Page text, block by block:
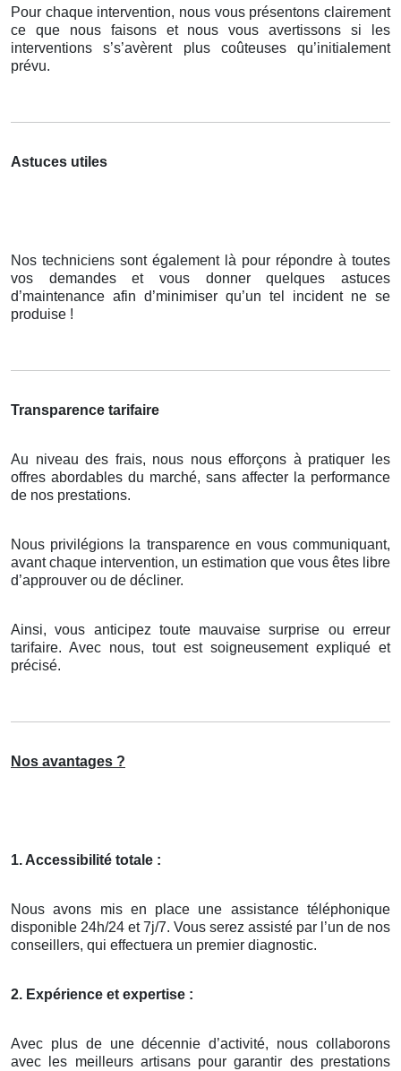
Pour chaque intervention, nous vous présentons clairement
ce que nous faisons et nous vous avertissons si les
interventions s’s’avèrent plus coûteuses qu’initialement
prévu.
Astuces utiles
Nos techniciens sont également là pour répondre à toutes
vos demandes et vous donner quelques astuces
d’maintenance afin d’minimiser qu’un tel incident ne se
produise !
Transparence tarifaire
Au niveau des frais, nous nous efforçons à pratiquer les
offres abordables du marché, sans affecter la performance
de nos prestations.
Nous privilégions la transparence en vous communiquant,
avant chaque intervention, un estimation que vous êtes libre
d’approuver ou de décliner.
Ainsi, vous anticipez toute mauvaise surprise ou erreur
tarifaire. Avec nous, tout est soigneusement expliqué et
précisé.
Nos avantages ?
1. Accessibilité totale :
Nous avons mis en place une assistance téléphonique
disponible 24h/24 et 7j/7. Vous serez assisté par l’un de nos
conseillers, qui effectuera un premier diagnostic.
2. Expérience et expertise :
Avec plus de une décennie d’activité, nous collaborons
avec les meilleurs artisans pour garantir des prestations